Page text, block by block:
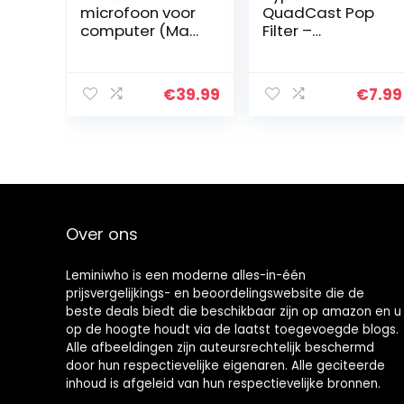
microfoon voor
computer (Mac
rofoon
geoptimaliseer
€39.99
QuadCast Pop
Filter –
Compatibel met
HyperX
€7.99
Over ons
Leminiwho is een moderne alles-in-één
prijsvergelijkings- en beoordelingswebsite die de
beste deals biedt die beschikbaar zijn op amazon en u
op de hoogte houdt via de laatst toegevoegde blogs.
Alle afbeeldingen zijn auteursrechtelijk beschermd
door hun respectievelijke eigenaren. Alle geciteerde
inhoud is afgeleid van hun respectievelijke bronnen.